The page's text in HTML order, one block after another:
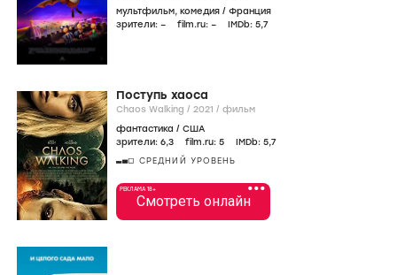
мультфильм, комедия / Франция
зрители: – film.ru: – IMDb: 5,7
Поступь хаоса
Chaos Walking / 2021 / фильм
фантастика / США
зрители: 6,3 film.ru: 5 IMDb: 5,7
СРЕДНИЙ УРОВЕНЬ
•••
РЕКЛАМА 18+
Смотреть онлайн